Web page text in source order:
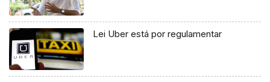
Lei Uber está por regulamentar